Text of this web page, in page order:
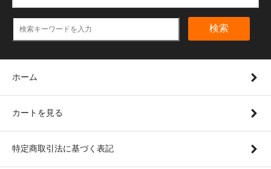
検索
ホーム
カートを見る
特定商取引法に基づく表記